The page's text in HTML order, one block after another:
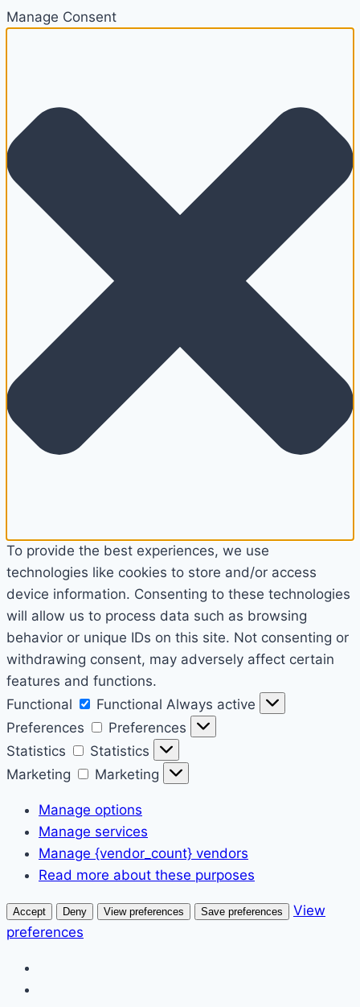
Manage Consent
To provide the best experiences, we use
technologies like cookies to store and/or access
device information. Consenting to these technologies
will allow us to process data such as browsing
behavior or unique IDs on this site. Not consenting or
withdrawing consent, may adversely affect certain
features and functions.
Functional
Functional Always active
Preferences
Preferences
Statistics
Statistics
Marketing
Marketing
Manage options
Manage services
Manage {vendor_count} vendors
Read more about these purposes
Accept Deny View preferences Save preferences
View
preferences